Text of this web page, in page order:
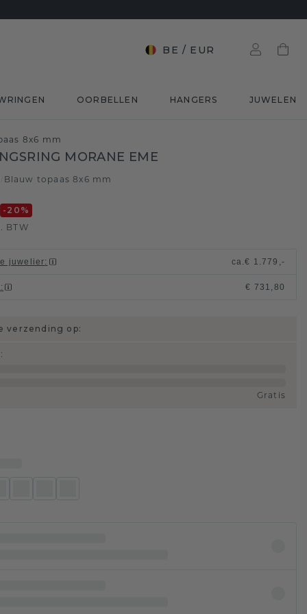
BE / EUR
OORBELLEN HANGERS JUWELEN
8x6 mm
MORANE EME
Blauw topaas 8x6 mm
-20 %
BTW
juwelier: ca.€ 1.779,-
: € 731,80
verzending op:
:
Gratis